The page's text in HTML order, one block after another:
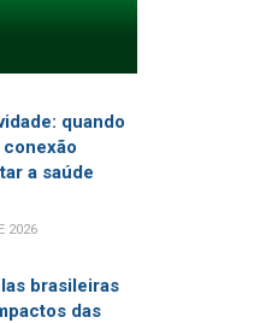
quando
a saúde
2026
brasileiras
das